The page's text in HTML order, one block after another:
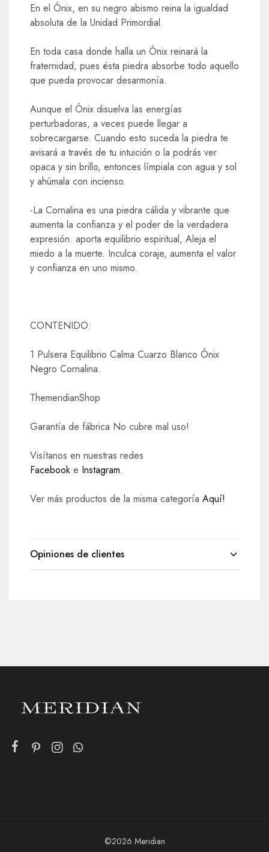
En el Ónix, en su negro abismo reina la igualdad
absoluta de la Unidad Primordial.
En toda casa donde halla un Ónix reinará la
fraternidad, pues ésta piedra absorbe todo aquello
que pueda provocar desarmonía.
Aunque el Ónix disuelva las energías
perturbadoras, a veces puede llegar a
sobrecargarse. Cuando esto suceda la piedra te
avisará a través de tu intuición o la podrás ver
opaca y sin brillo, entonces límpiala con agua y sol
y ahúmala con incienso.
-La Cornalina es una piedra cálida y vibrante que
aumenta la confianza y el poder de la verdadera
expresión. aporta equilibrio espiritual, Aleja el
miedo a la muerte. Inculca coraje, aumenta el valor
y confianza en uno mismo.
CONTENIDO:
1 Pulsera Equilibrio Calma Cuarzo Blanco Ónix
Negro Cornalina.
ThemeridianShop
Garantía de fábrica No cubre mal uso!
Visítanos en nuestras redes
Facebook e Instagram.
Ver más productos de la misma categoría Aquí!
Opiniones de clientes
©2026 Meridian